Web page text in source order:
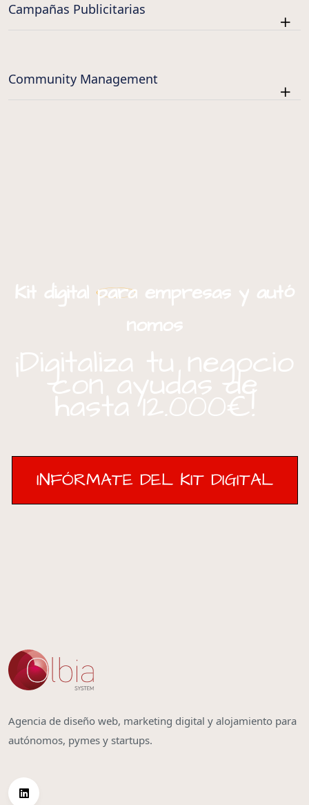
Campañas Publicitarias
Community Management
Kit digital para empresas y autó
nomos
¡Digitaliza tu negocio
con ayudas de
hasta 12.000€!
INFÓRMATE DEL KIT DIGITAL
INFÓRMATE DEL KIT DIGITAL
Agencia de diseño web, marketing digital y alojamiento para
autónomos, pymes y startups.